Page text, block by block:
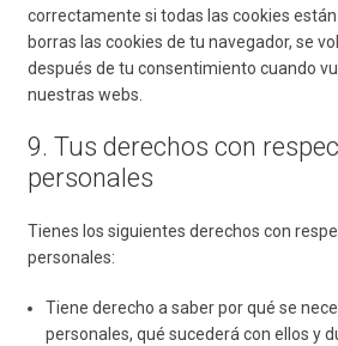
correctamente si todas las cookies
borras las cookies de tu navegador, se
después de tu consentimiento cuando
nuestras webs.
9. Tus derechos con
personales
Tienes los siguientes derechos con
personales:
Tiene derecho a saber por qué se
personales, qué sucederá con ellos y